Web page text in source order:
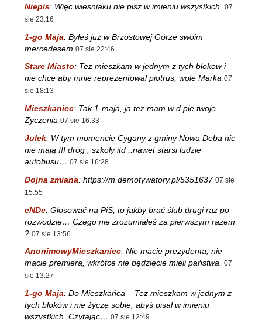
Niepis: Więc wiesniaku nie pisz w imieniu wszystkich.
07
sie 23:16
1-go Maja: Byłeś już w Brzostowej Górze swoim
mercedesem 07 sie 22:46
Stare Miasto: Tez mieszkam w jednym z tych blokow i
nie chce aby mnie reprezentowal piotrus, wole Marka 07
sie 18:13
Mieszkaniec: Tak 1-maja, ja tez mam w d.pie twoje
Zyczenia 07 sie 16:33
Julek: W tym momencie Cygany z gminy Nowa Deba nic
nie mają !!! dróg , szkoły itd ..nawet starsi ludzie
autobusu… 07 sie 16:28
Dojna zmiana: https://m.demotywatory.pl/5351637 07 sie
15:55
eNDe: Głosować na PiS, to jakby brać ślub drugi raz po
rozwodzie… Czego nie zrozumiałeś za pierwszym razem
? 07 sie 13:56
AnonimowyMieszkaniec: Nie macie prezydenta, nie
macie premiera, wkrótce nie będziecie mieli państwa. 07
sie 13:27
1-go Maja: Do Mieszkańca – Też mieszkam w jednym z
tych bloków i nie życzę sobie, abyś pisał w imieniu
wszystkich. Czytając… 07 sie 12:49